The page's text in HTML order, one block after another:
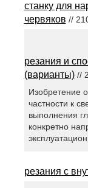
станку для
червяков //
резания и
(варианты)//
Изобретение
частности к
выполнения
конкретно
резания с